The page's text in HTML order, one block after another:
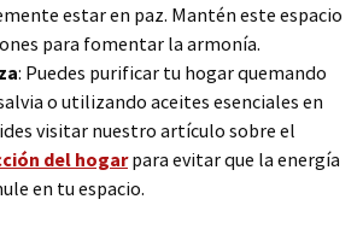
estar en paz. Mantén este espacio
para fomentar la armonía.
: Puedes purificar tu hogar quemando
o utilizando aceites esenciales en
visitar nuestro artículo sobre el
del hogarpara evitar que la energía
en tu espacio.